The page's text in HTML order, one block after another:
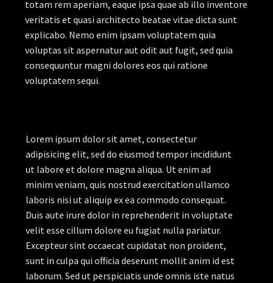
totam rem aperiam, eaque ipsa quae ab illo inventore
veritatis et quasi architecto beatae vitae dicta sunt
explicabo. Nemo enim ipsam voluptatem quia
voluptas sit aspernatur aut odit aut fugit, sed quia
consequuntur magni dolores eos qui ratione
voluptatem sequi.
Lorem ipsum dolor sit amet, consectetur
adipisicing elit, sed do eiusmod tempor incididunt
ut labore et dolore magna aliqua. Ut enim ad
minim veniam, quis nostrud exercitation ullamco
laboris nisi ut aliquip ex ea commodo consequat.
Duis aute irure dolor in reprehenderit in voluptate
velit esse cillum dolore eu fugiat nulla pariatur.
Excepteur sint occaecat cupidatat non proident,
sunt in culpa qui officia deserunt mollit anim id est
laborum. Sed ut perspiciatis unde omnis iste natus